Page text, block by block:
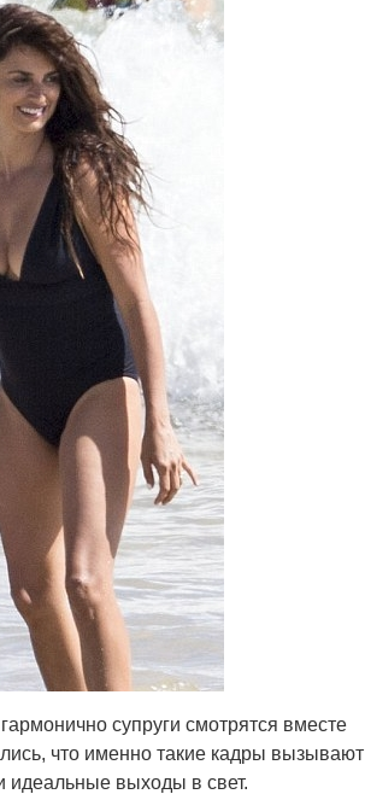
супруги смотрятся вместе
что именно такие кадры вызывают
идеальные выходы в свет.